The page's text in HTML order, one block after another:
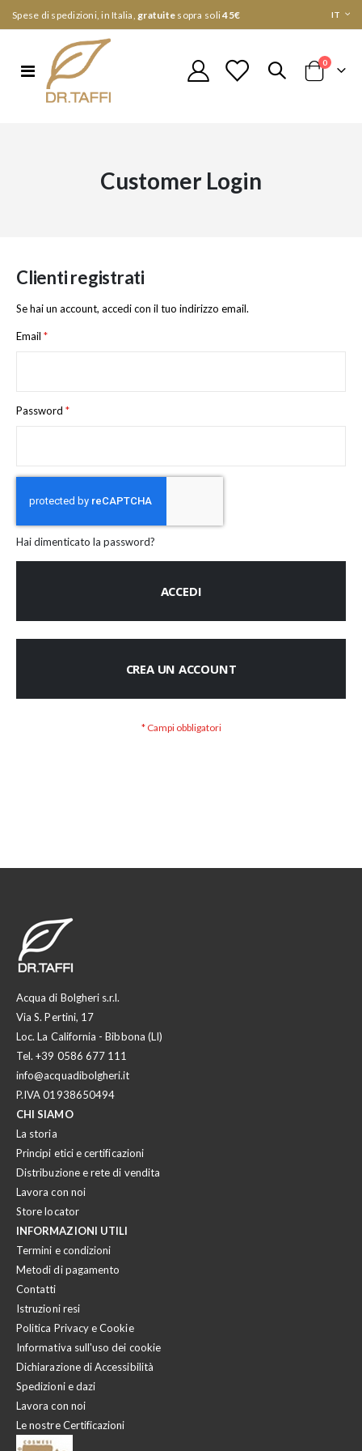
Spese di spedizioni, in Italia, gratuite sopra soli45€ Lingua
IT
Toggle
Nav
Cart
0elementi
Customer Login
Clienti registrati
Se hai un account, accedi con il tuo indirizzo email.
Email
Password
Hai dimenticato la password?
ACCEDI
CREA UN ACCOUNT
Acqua di Bolgheri s.r.l.
Via S. Pertini, 17
Loc. La California - Bibbona (LI)
Tel.+39 0586 677 111
info@acquadibolgheri.it
P.IVA 01938650494
CHI SIAMO
La storia
Principi etici e certificazioni
Distribuzione e rete di vendita
Lavora con noi
Store locator
INFORMAZIONI UTILI
Termini e condizioni
Metodi di pagamento
Contatti
Istruzioni resi
Politica Privacy e Cookie
Informativa sull'uso dei cookie
Dichiarazione di Accessibilità
Spedizioni e dazi
Lavora con noi
Le nostre Certificazioni